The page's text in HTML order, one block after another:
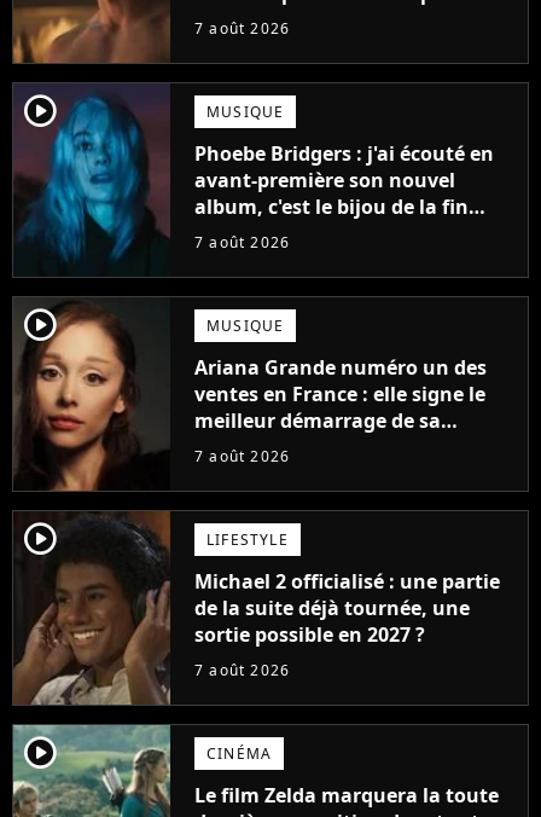
gueule
7 août 2026
player2 MUSIQUE
Phoebe Bridgers : j'ai écouté en
avant-première son nouvel
album, c'est le bijou de la fin
d'été
7 août 2026
player2 MUSIQUE
Ariana Grande numéro un des
ventes en France : elle signe le
meilleur démarrage de sa
carrière avec son album Petal
7 août 2026
player2 LIFESTYLE
Michael 2 officialisé : une partie
de la suite déjà tournée, une
sortie possible en 2027 ?
7 août 2026
player2 CINÉMA
Le film Zelda marquera la toute